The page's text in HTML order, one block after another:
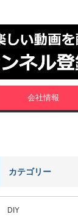
会社情報
カテゴリー
DIY